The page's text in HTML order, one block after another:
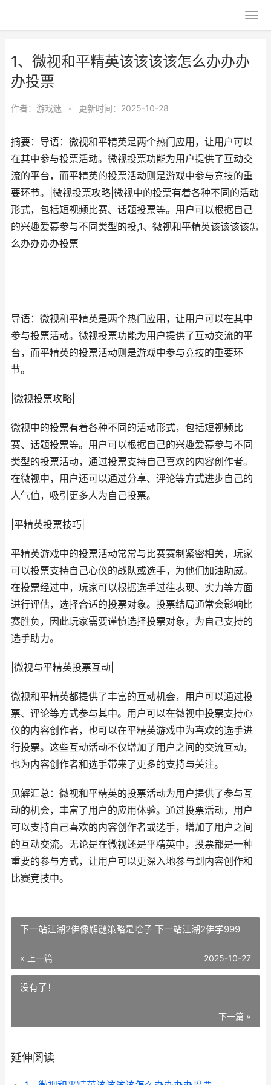
1、微视和平精英该该该该怎么办办办
办投票
作者： 游戏迷 • 更新时间：2025-10-28
摘要：导语：微视和平精英是两个热门应用，让用户可以
在其中参与投票活动。微视投票功能为用户提供了互动交
流的平台，而平精英的投票活动则是游戏中参与竞技的重
要环节。|微视投票攻略|微视中的投票有着各种不同的活动
形式，包括短视频比赛、话题投票等。用户可以根据自己
的兴趣爱慕参与不同类型的投,1、微视和平精英该该该该怎
么办办办办投票
导语：微视和平精英是两个热门应用，让用户可以在其中
参与投票活动。微视投票功能为用户提供了互动交流的平
台，而平精英的投票活动则是游戏中参与竞技的重要环
节。
|微视投票攻略|
微视中的投票有着各种不同的活动形式，包括短视频比
赛、话题投票等。用户可以根据自己的兴趣爱慕参与不同
类型的投票活动，通过投票支持自己喜欢的内容创作者。
在微视中，用户还可以通过分享、评论等方式进步自己的
人气值，吸引更多人为自己投票。
|平精英投票技巧|
平精英游戏中的投票活动常常与比赛赛制紧密相关，玩家
可以投票支持自己心仪的战队或选手，为他们加油助威。
在投票经过中，玩家可以根据选手过往表现、实力等方面
进行评估，选择合适的投票对象。投票结局通常会影响比
赛胜负，因此玩家需要谨慎选择投票对象，为自己支持的
选手助力。
|微视与平精英投票互动|
微视和平精英都提供了丰富的互动机会，用户可以通过投
票、评论等方式参与其中。用户可以在微视中投票支持心
仪的内容创作者，也可以在平精英游戏中为喜欢的选手进
行投票。这些互动活动不仅增加了用户之间的交流互动，
也为内容创作者和选手带来了更多的支持与关注。
见解汇总：微视和平精英的投票活动为用户提供了参与互
动的机会，丰富了用户的应用体验。通过投票活动，用户
可以支持自己喜欢的内容创作者或选手，增加了用户之间
的互动交流。无论是在微视还是平精英中，投票都是一种
重要的参与方式，让用户可以更深入地参与到内容创作和
比赛竞技中。
下一站江湖2佛像解谜策略是啥子 下一站江湖2佛学999
« 上一篇 2025-10-27
没有了！
下一篇 »
延伸阅读